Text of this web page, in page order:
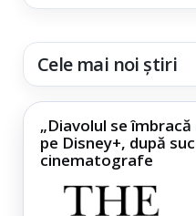
Cele mai noi știri
„Diavolul se îmbracă
pe Disney+, după
cinematografe